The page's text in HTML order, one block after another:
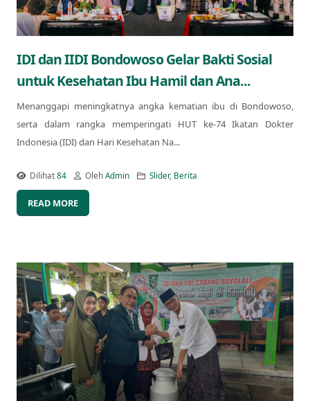
IDI dan IIDI Bondowoso Gelar Bakti Sosial
untuk Kesehatan Ibu Hamil dan Ana...
Menanggapi meningkatnya angka kematian ibu di Bondowoso,
serta dalam rangka memperingati HUT ke-74 Ikatan Dokter
Indonesia (IDI) dan Hari Kesehatan Na...
Dilihat84 OlehAdmin Slider, Berita
READ MORE